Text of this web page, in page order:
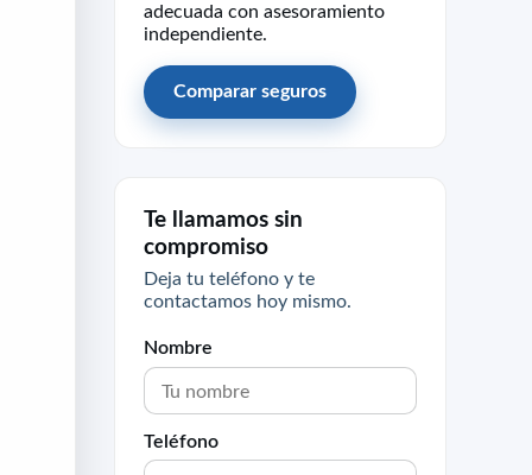
adecuada con asesoramiento
independiente.
Comparar seguros
Te llamamos sin
compromiso
Deja tu teléfono y te
contactamos hoy mismo.
Nombre
Teléfono